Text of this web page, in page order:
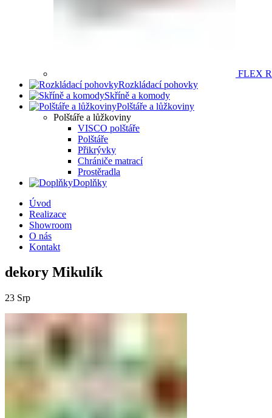
FLEX
Rozkládací pohovky
Skříně a komody
Polštáře a lůžkoviny
Polštáře a lůžkoviny
VISCO polštáře
Polštáře
Přikrývky
Chrániče matrací
Prostěradla
Doplňky
Úvod
Realizace
Showroom
O nás
Kontakt
dekory Mikulík
23 Srp